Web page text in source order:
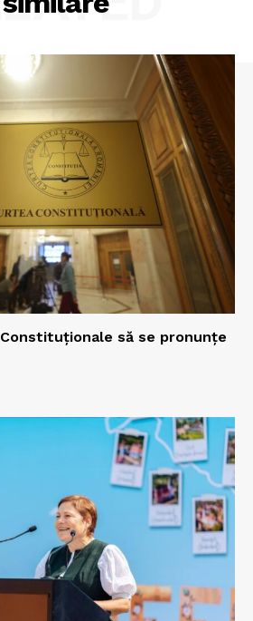
să se pronunțe